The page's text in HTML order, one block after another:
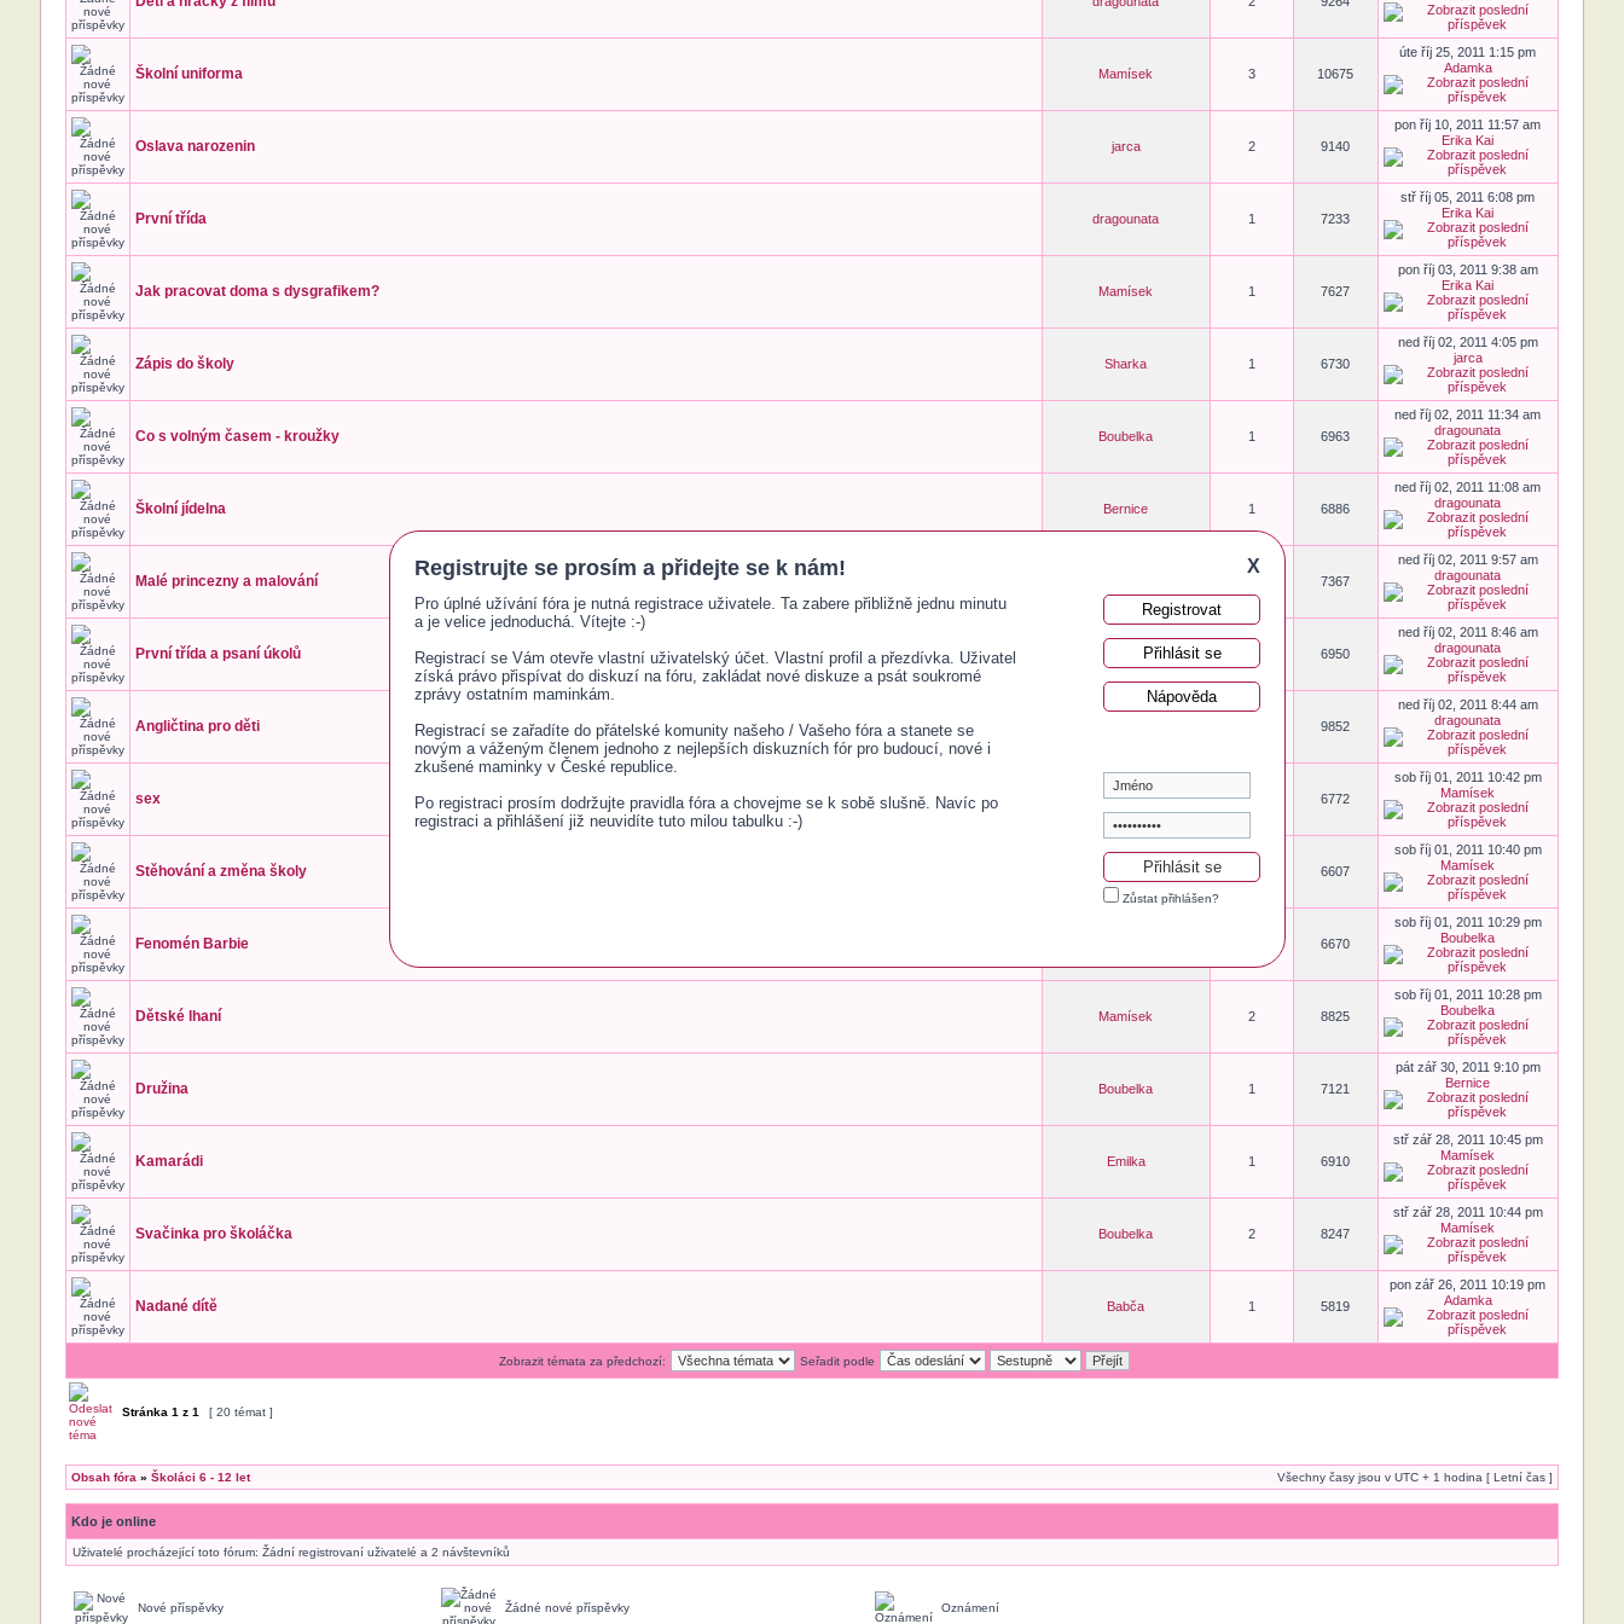
Registrujte se prosím a přidejte se k nám! X
Pro úplné užívání fóra je nutná registrace uživatele. Ta zabere přibližně jednu minutu
a je velice jednoduchá. Vítejte :-)
Registrací se Vám otevře vlastní uživatelský účet. Vlastní profil a přezdívka. Uživatel
získá právo přispívat do diskuzí na fóru, zakládat nové diskuze a psát soukromé
zprávy ostatním maminkám.
Registrací se zařadíte do přátelské komunity našeho / Vašeho fóra a stanete se
novým a váženým členem jednoho z nejlepších diskuzních fór pro budoucí, nové i
zkušené maminky v České republice.
Po registraci prosím dodržujte pravidla fóra a chovejme se k sobě slušně. Navíc po
registraci a přihlášení již neuvidíte tuto milou tabulku :-)
Registrovat
Přihlásit se
Nápověda
Zůstat přihlášen?
Školní uniforma Mamísek 3 10675
úte říj 25, 2011 1:15 pm
Adamka
Oslava narozenin jarca 2 9140
pon říj 10, 2011 11:57 am
Erika Kai
První třída dragounata 1 7233
stř říj 05, 2011 6:08 pm
Erika Kai
Jak pracovat doma s dysgrafikem? Mamísek 1 7627
pon říj 03, 2011 9:38 am
Erika Kai
Zápis do školy Sharka 1 6730
ned říj 02, 2011 4:05 pm
jarca
Co s volným časem - kroužky Boubelka 1 6963
ned říj 02, 2011 11:34 am
dragounata
Školní jídelna Bernice 1 6886
ned říj 02, 2011 11:08 am
dragounata
Malé princezny a malování 7367
ned říj 02, 2011 9:57 am
dragounata
První třída a psaní úkolů Bernice 6950
ned říj 02, 2011 8:46 am
dragounata
Angličtina pro děti 9852
ned říj 02, 2011 8:44 am
dragounata
sex ditaon 1 6772
sob říj 01, 2011 10:42 pm
Mamísek
Stěhování a změna školy Emilka 6607
sob říj 01, 2011 10:40 pm
Mamísek
Fenomén Barbie 6670
sob říj 01, 2011 10:29 pm
Boubelka
Dětské lhaní Mamísek 2 8825
sob říj 01, 2011 10:28 pm
Boubelka
Družina Boubelka 1 7121
pát zář 30, 2011 9:10 pm
Bernice
Kamarádi Emilka 1 6910
stř zář 28, 2011 10:45 pm
Mamísek
Svačinka pro školáčka Boubelka 2 8247
stř zář 28, 2011 10:44 pm
Mamísek
Nadané dítě Babča 1 5819
pon zář 26, 2011 10:19 pm
Adamka
Zobrazit témata za předchozí: Seřadit podle
Stránka 1 z 1 [ 20 témat ]
Obsah fóra » Školáci 6 - 12 let Všechny časy jsou v UTC + 1 hodina [ Letní čas ]
Kdo je online
Uživatelé procházející toto fórum: Žádní registrovaní uživatelé a 2 návštevníků
Nové příspěvky Žádné nové příspěvky Oznámení